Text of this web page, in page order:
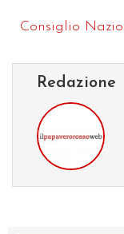
Consiglio
Redazione